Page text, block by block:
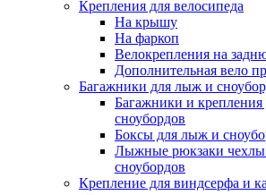
Крепления для велосипеда
На крышу
На фаркоп
Велокрепления на
Дополнительная вело
Багажники для лыж и
Багажники и
сноубордов
Боксы для лыж и
Лыжные рюкзаки
сноубордов
Крепление для виндсерфа и